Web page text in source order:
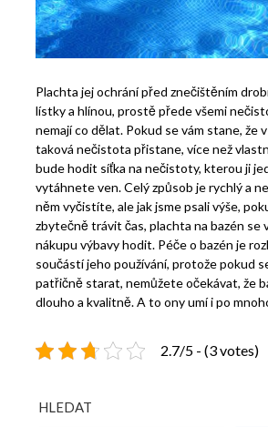
Plachta jej ochrání před znečištěním
lístky a hlínou, prostě přede všemi
nemají co dělat. Pokud se vám stane, že
taková nečistota přistane, více než
bude hodit síťka na nečistoty, kterou ji
vytáhnete ven. Celý způsob je rychlý a
něm vyčistíte, ale jak jsme psali výše,
zbytečně trávit čas, plachta na bazén se
nákupu výbavy hodit. Péče o bazén je
součástí jeho používání, protože pokud
patřičně starat, nemůžete očekávat, že
dlouho a kvalitně. A to ony umí i po
2.7/5 - (3 votes)
HLEDAT